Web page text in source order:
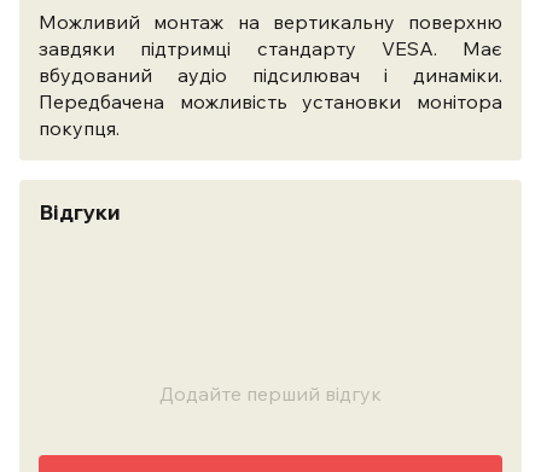
Можливий монтаж на вертикальну поверхню
завдяки підтримці стандарту VESA. Має
вбудований аудіо підсилювач і динаміки.
Передбачена можливість установки монітора
покупця.
Відгуки
Додайте перший відгук